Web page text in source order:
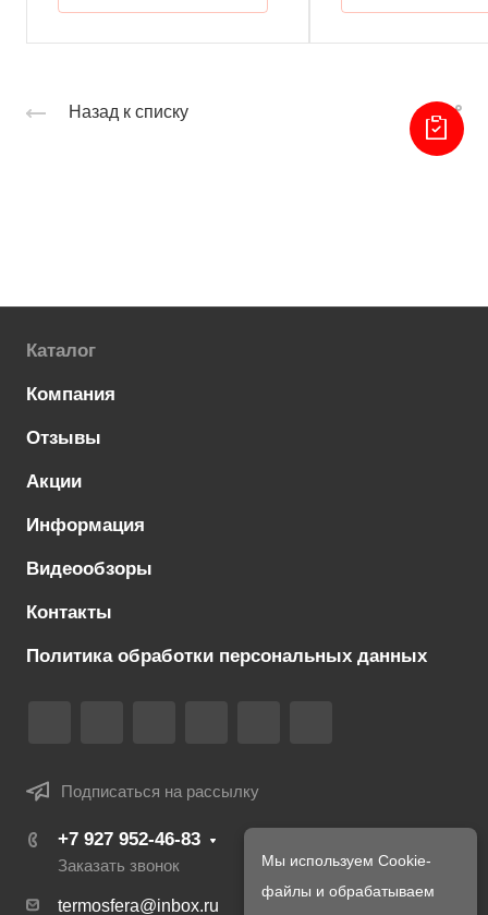
Назад к списку
Каталог
Компания
Отзывы
Акции
Информация
Видеообзоры
Контакты
Политика обработки персональных данных
Подписаться на рассылку
+7 927 952-46-83
Заказать звонок
termosfera@inbox.ru
Мы используем Cookie-
файлы и обрабатываем